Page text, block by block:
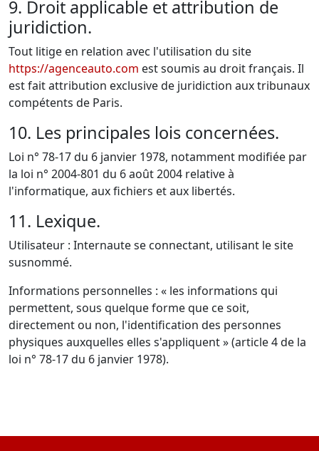
9. Droit applicable et attribution de
juridiction.
Tout litige en relation avec l'utilisation du site
https://agenceauto.com est soumis au droit français. Il
est fait attribution exclusive de juridiction aux tribunaux
compétents de Paris.
10. Les principales lois concernées.
Loi n° 78-17 du 6 janvier 1978, notamment modifiée par
la loi n° 2004-801 du 6 août 2004 relative à
l'informatique, aux fichiers et aux libertés.
11. Lexique.
Utilisateur : Internaute se connectant, utilisant le site
susnommé.
Informations personnelles : « les informations qui
permettent, sous quelque forme que ce soit,
directement ou non, l'identification des personnes
physiques auxquelles elles s'appliquent » (article 4 de la
loi n° 78-17 du 6 janvier 1978).